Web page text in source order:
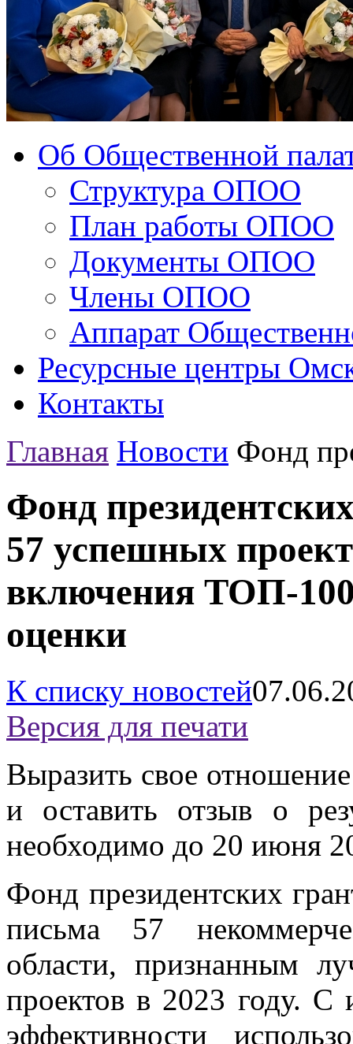
Об Общественной
Структура ОПОО
План работы ОПОО
Документы ОПОО
Члены ОПОО
Аппарат
Ресурсные центры
Контакты
Главная Новости Фонд
Фонд
57 успешных
включения ТОП-
оценки
К списку новостей
Версия для печати
Выразить свое
и оставить отзыв о
необходимо до 20 июня
Фонд президентских
письма 57
области, признанным
проектов в 2023 году. С
эффективности